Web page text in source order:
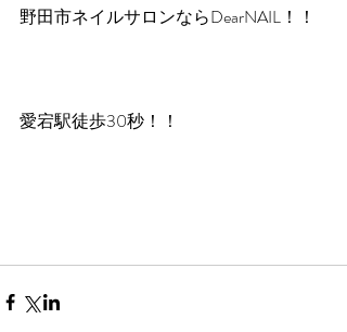
野田市ネイルサロンならDearNAIL！！
愛宕駅徒歩30秒！！